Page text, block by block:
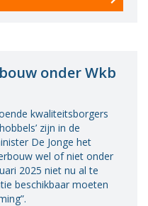
onder Wkb
kwaliteitsborgers
zijn in de
De Jonge het
wel of niet onder
2025 niet nu al te
beschikbaar moeten